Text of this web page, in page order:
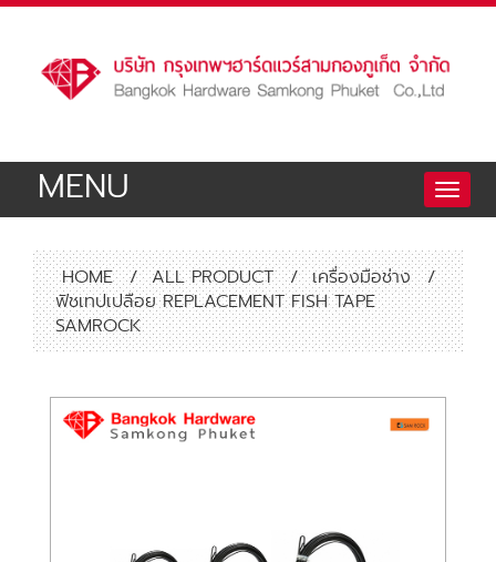
Toggle
MENU
HOME / ALL PRODUCT / เครื่องมือช่าง
/
ฟิชเทปเปลือย REPLACEMENT FISH TAPE
SAMROCK